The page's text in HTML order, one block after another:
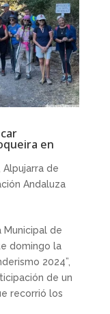
en
Alpujarra de
Andaluza
Municipal de
domingo la
2024”,
de un
recorrió los